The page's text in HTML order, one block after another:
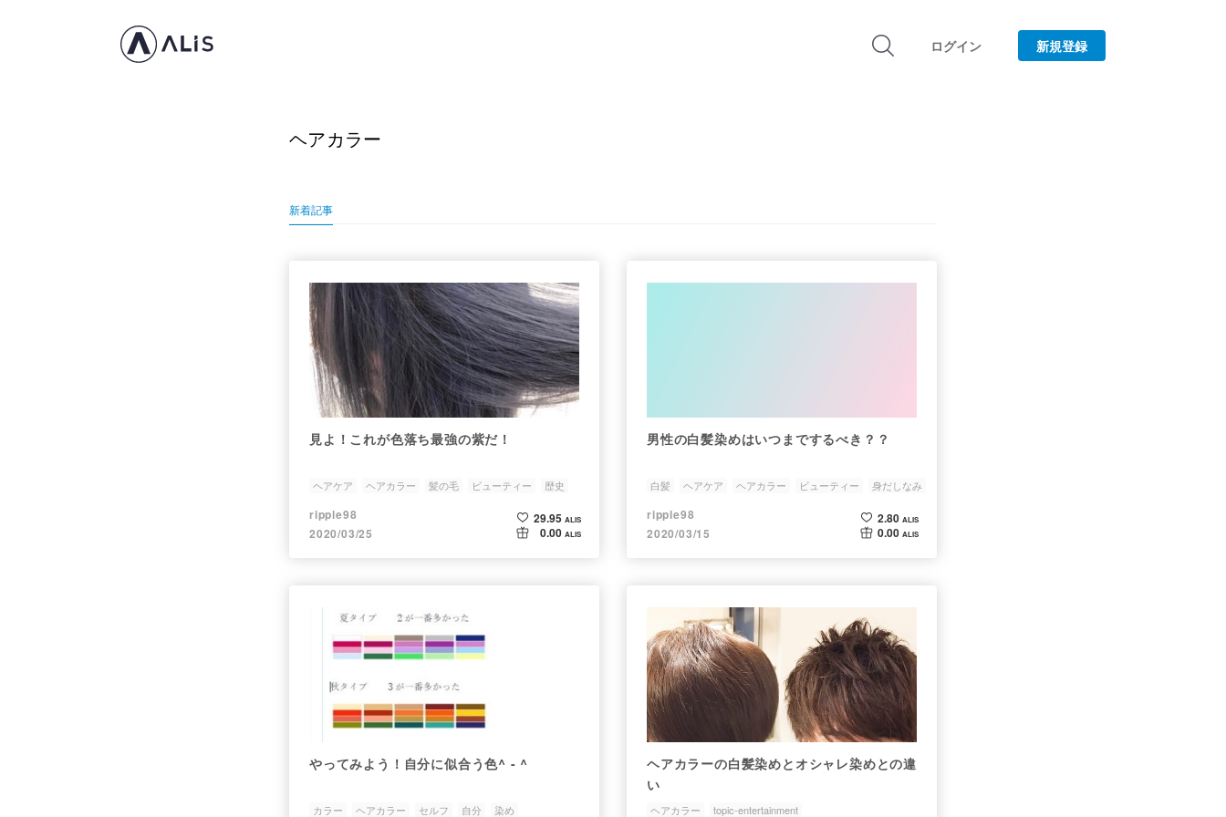
ログイン 新規登録
ヘアカラー
新着記事
見よ！これが色落ち最強の紫だ！
ヘアケア ヘアカラー 髪の毛 ビューティー 歴史
ripple98
2020/03/25
29.95 ALIS
0.00 ALIS
男性の白髪染めはいつまでするべき？？
白髪 ヘアケア ヘアカラー ビューティー 身だしなみ
ripple98
2020/03/15
2.80 ALIS
0.00 ALIS
やってみよう！自分に似合う色^ - ^
カラー ヘアカラー セルフ 自分 染め
ヘアカラーの白髪染めとオシャレ染めとの違
い
ヘアカラー topic-entertainment